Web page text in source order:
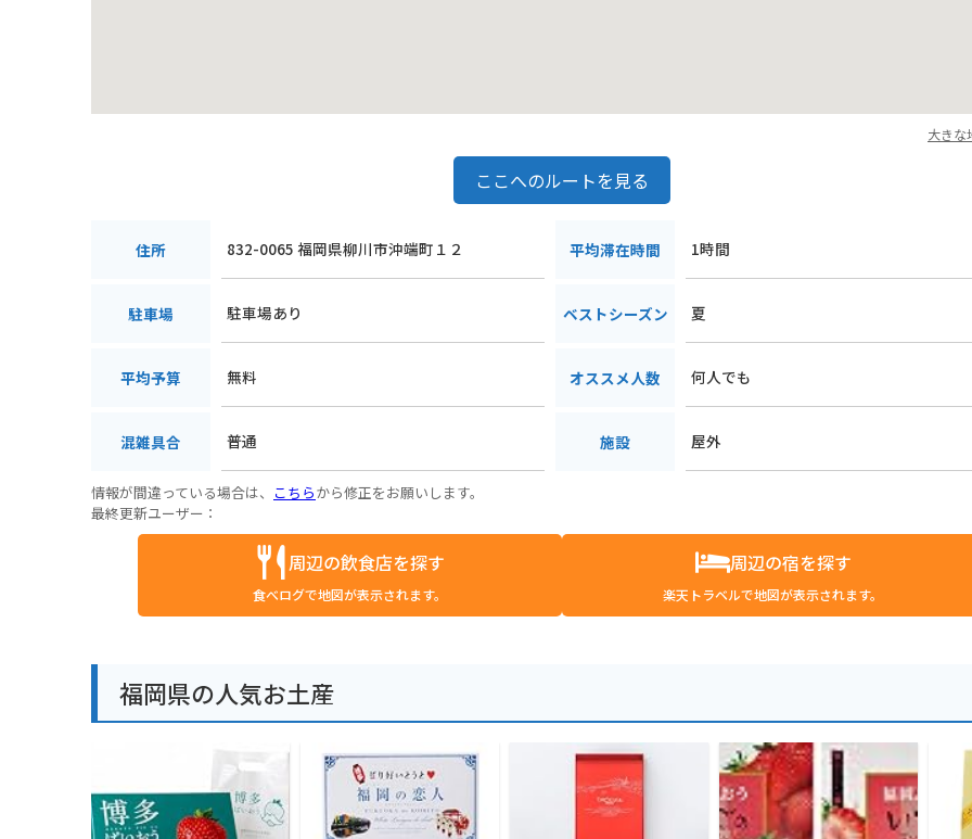
大きな
ここへのルートを見る
住所 832-0065 福岡県柳川市沖端町１２ 平均滞在時間 1時間
駐車場 駐車場あり ベストシーズン 夏
平均予算 無料 オススメ人数 何人でも
混雑具合 普通 施設 屋外
情報が間違っている場合は、 こちらから修正をお願いします。
最終更新ユーザー：
周辺の飲食店を探す
食べログで地図が表示されます。
周辺の宿を探す
楽天トラベルで地図が表示されます。
福岡県の人気お土産